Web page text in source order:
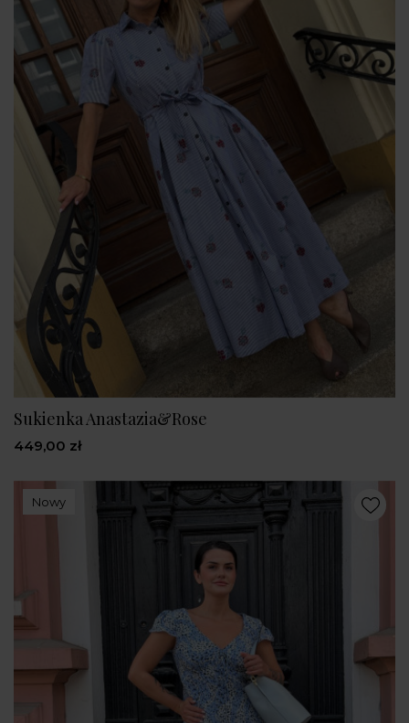
Sukienka Anastazia&Rose
449,00 zł
Nowy